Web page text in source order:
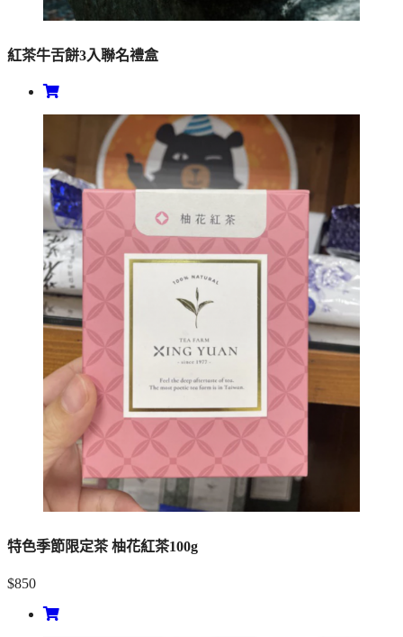
紅茶牛舌餅3入聯名禮盒
特色季節限定茶 柚花紅茶100g
$850